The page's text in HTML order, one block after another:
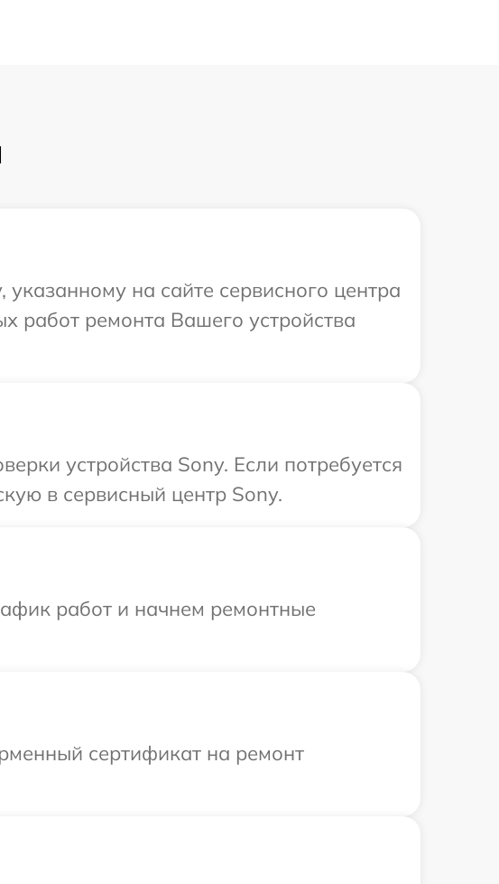
на сайте сервисного центра
работ ремонта Вашего устройства
устройства Sony. Если потребуется
в сервисный центр Sony.
работ и начнем ремонтные
сертификат на ремонт